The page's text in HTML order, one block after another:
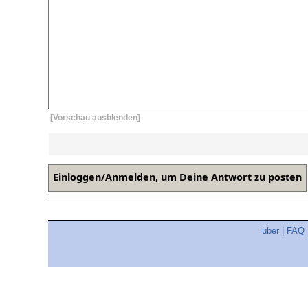
[Vorschau ausblenden]
über FAQ